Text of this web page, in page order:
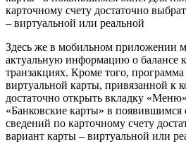
карточному счету достаточно
– виртуальной или реальной
Здесь же в мобильном приложении
актуальную информацию о балансе
транзакциях. Кроме того, программа
виртуальной карты, привязанной к
достаточно открыть вкладку
«Банковские карты» в
сведений по карточному счету
вариант карты – виртуальной или